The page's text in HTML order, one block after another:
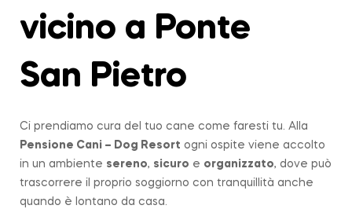
vicino a Ponte
San Pietro
Ci prendiamo cura del tuo cane come faresti tu. Alla
Pensione Cani – Dog Resort ogni ospite viene accolto
in un ambiente sereno, sicuro e organizzato, dove può
trascorrere il proprio soggiorno con tranquillità anche
quando è lontano da casa.